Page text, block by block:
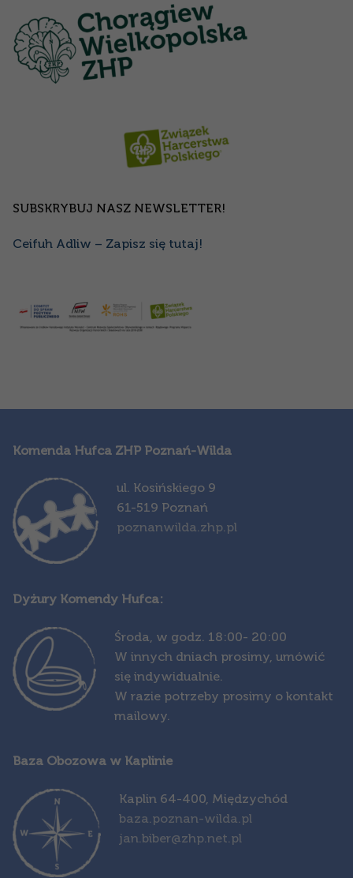
SUBSKRYBUJ NASZ NEWSLETTER!
Ceifuh Adliw – Zapisz się tutaj!
Komenda Hufca ZHP Poznań-Wilda
ul. Kosińskiego 9
61-519 Poznań
poznanwilda.zhp.pl
Dyżury Komendy Hufca:
Środa, w godz. 18:00- 20:00
W innych dniach prosimy, umówić
się indywidualnie.
W razie potrzeby prosimy o kontakt
mailowy.
Baza Obozowa w Kaplinie
Kaplin 64-400, Międzychód
baza.poznan-wilda.pl
jan.biber@zhp.net.pl